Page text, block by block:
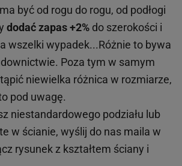
być od rogu do rogu, od podłogi
dodać zapas +2% do szerokości i
wszelki wypadek...Różnie to bywa
Poza tym w samym
niewielka różnica w rozmiarze,
pod uwagę.
niestandardowego podziału lub
w ścianie, wyślij do nas maila w
rysunek z kształtem ściany i